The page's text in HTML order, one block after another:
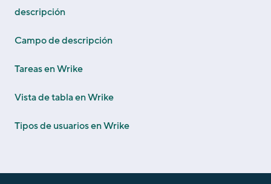
descripción
Campo de descripción
Tareas en Wrike
Vista de tabla en Wrike
Tipos de usuarios en Wrike